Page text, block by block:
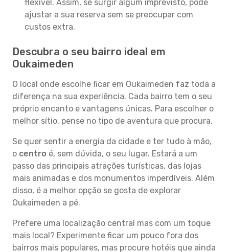
flexível. Assim, se surgir algum imprevisto, pode
ajustar a sua reserva sem se preocupar com
custos extra.
Descubra o seu bairro ideal em
Oukaimeden
O local onde escolhe ficar em Oukaimeden faz toda a
diferença na sua experiência. Cada bairro tem o seu
próprio encanto e vantagens únicas. Para escolher o
melhor sítio, pense no tipo de aventura que procura.
Se quer sentir a energia da cidade e ter tudo à mão,
o centro é, sem dúvida, o seu lugar. Estará a um
passo das principais atrações turísticas, das lojas
mais animadas e dos monumentos imperdíveis. Além
disso, é a melhor opção se gosta de explorar
Oukaimeden a pé.
Prefere uma localização central mas com um toque
mais local? Experimente ficar um pouco fora dos
bairros mais populares, mas procure hotéis que ainda